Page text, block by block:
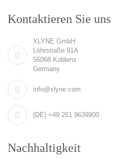
Kontaktieren Sie uns
XLYNE GmbH
Löhrstraße 91A
56068 Koblenz
Germany
info@xlyne.com
(DE) +49 261 9639900
Nachhaltigkeit